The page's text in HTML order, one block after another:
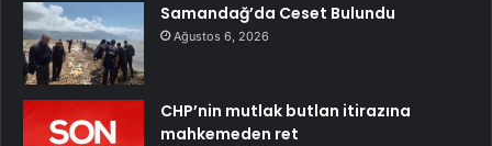
Samandağ’da Ceset Bulundu
Ağustos 6, 2026
CHP’nin mutlak butlan itirazına
mahkemeden ret